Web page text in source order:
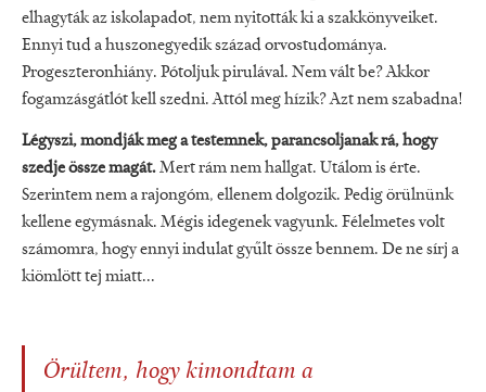
elhagyták az iskolapadot, nem nyitották ki a szakkönyveiket.
Ennyi tud a huszonegyedik század orvostudománya.
Progeszteronhiány. Pótoljuk pirulával. Nem vált be? Akkor
fogamzásgátlót kell szedni. Attól meg hízik? Azt nem szabadna!
Légyszi, mondják meg a testemnek, parancsoljanak rá, hogy
szedje össze magát.Mert rám nem hallgat. Utálom is érte.
Szerintem nem a rajongóm, ellenem dolgozik. Pedig örülnünk
kellene egymásnak. Mégis idegenek vagyunk. Félelmetes volt
számomra, hogy ennyi indulat gyűlt össze bennem. De ne sírj a
kiömlött tej miatt...
Örültem, hogy kimondtam a